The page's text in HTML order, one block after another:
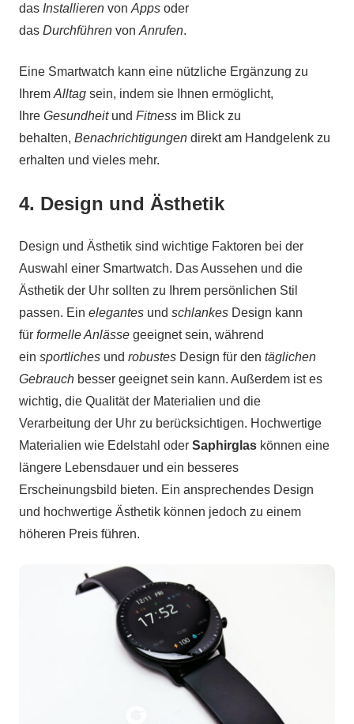
das Installieren von Apps oder
das Durchführen von Anrufen.
Eine Smartwatch kann eine nützliche Ergänzung zu
Ihrem Alltag sein, indem sie Ihnen ermöglicht,
Ihre Gesundheitund Fitness im Blick zu
behalten, Benachrichtigungen direkt am Handgelenk zu
erhalten und vieles mehr.
4. Design und Ästhetik
Design und Ästhetik sind wichtige Faktoren bei der
Auswahl einer Smartwatch. Das Aussehen und die
Ästhetik der Uhr sollten zu Ihrem persönlichen Stil
passen. Ein elegantes und schlankes Design kann
für formelle Anlässe geeignet sein, während
ein sportliches und robustes Design für den täglichen
Gebrauch besser geeignet sein kann. Außerdem ist es
wichtig, die Qualität der Materialien und die
Verarbeitung der Uhr zu berücksichtigen. Hochwertige
Materialien wie Edelstahl oder Saphirglas können eine
längere Lebensdauer und ein besseres
Erscheinungsbild bieten. Ein ansprechendes Design
und hochwertige Ästhetik können jedoch zu einem
höheren Preis führen.